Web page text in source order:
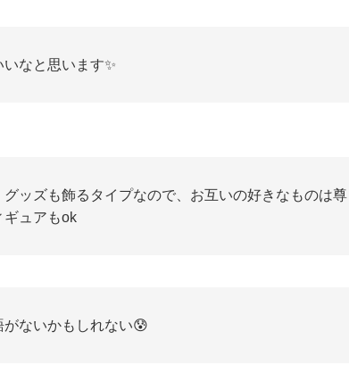
なと思います✨
ッズも飾るタイプなので、お互いの好きなものは尊
ギュアもok
ないかもしれない😰